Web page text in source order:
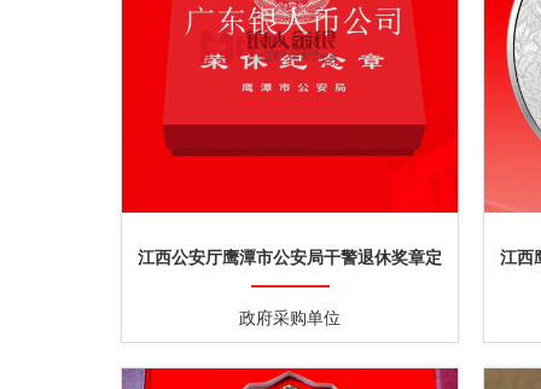
江西公安厅鹰潭市公安局干警退休奖章定
制
政府采购单位
江西